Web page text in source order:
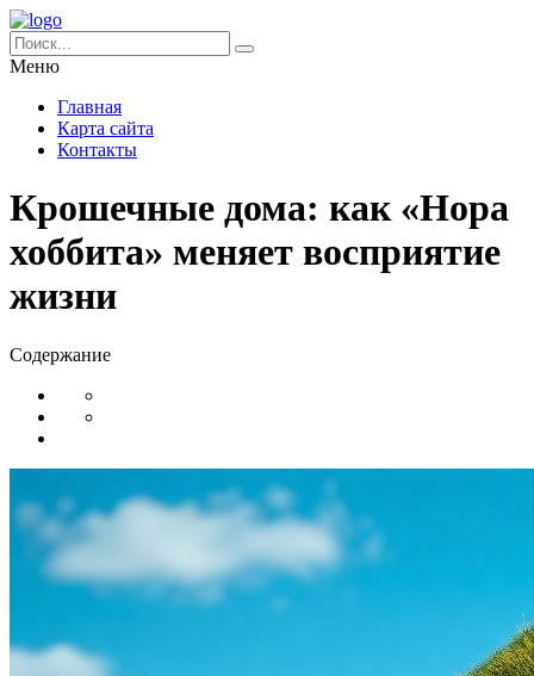
Меню
Главная
Карта сайта
Контакты
Крошечные дома: как «Нора
хоббита» меняет восприятие
жизни
Содержание